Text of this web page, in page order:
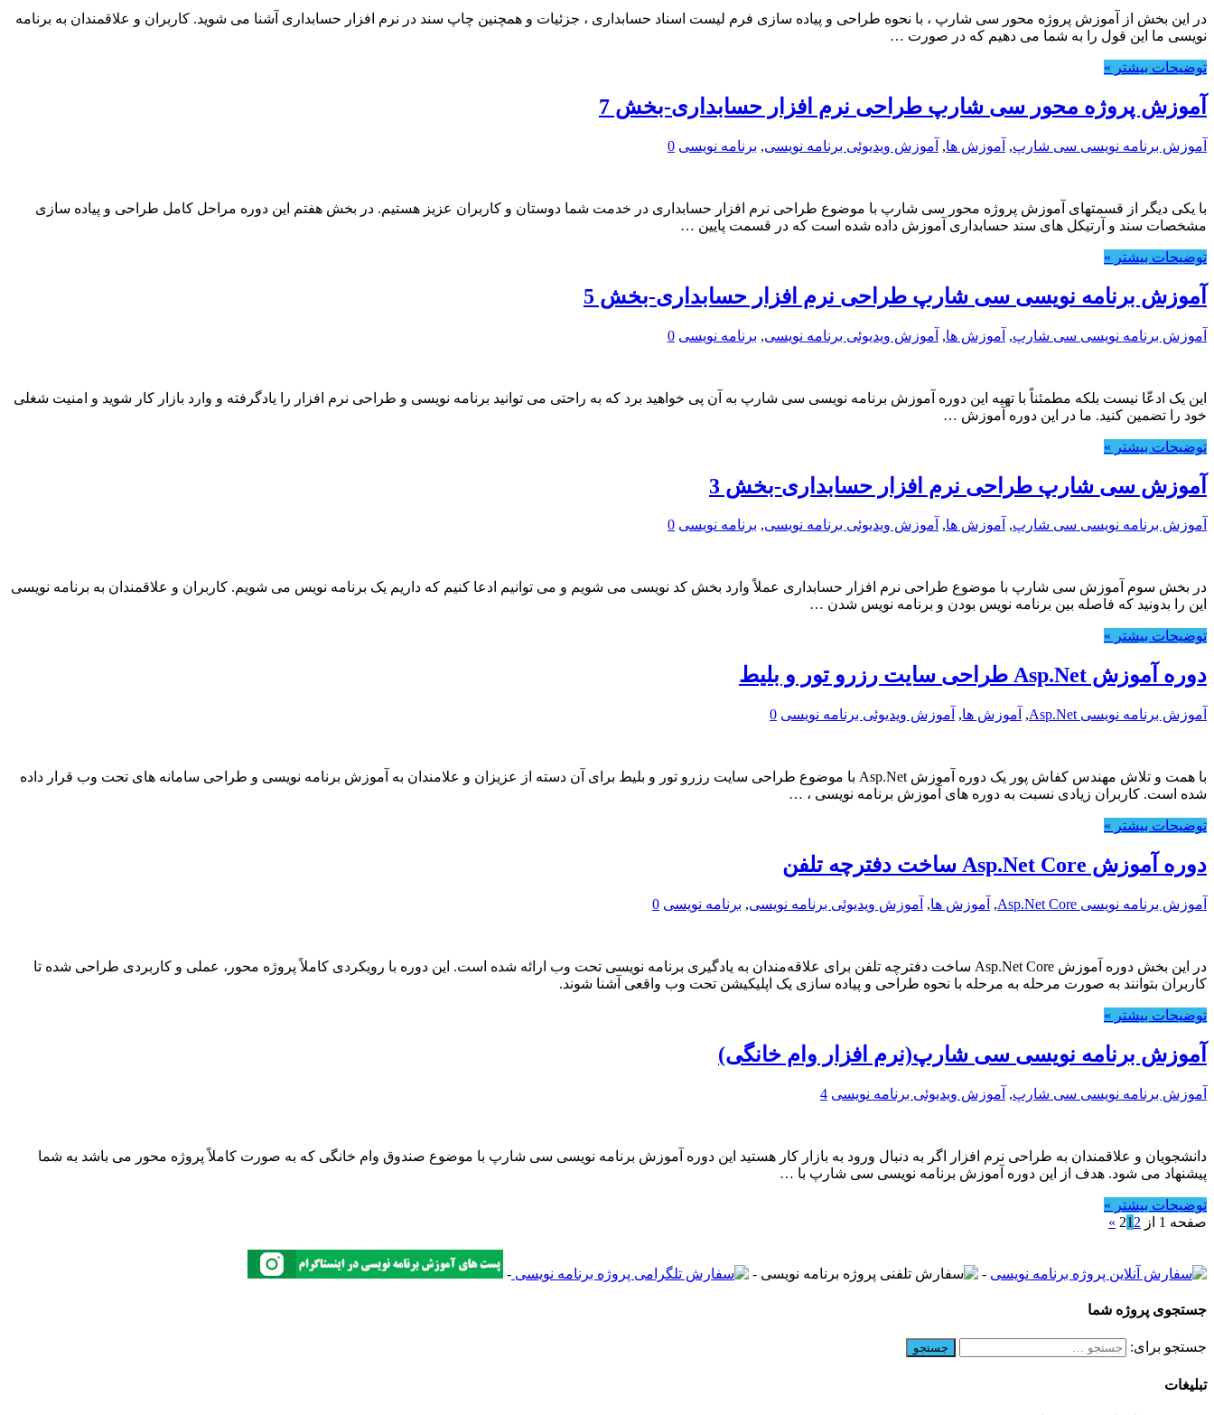
در این بخش از آموزش پروژه محور سی شارپ ، با نحوه طراحی و پیاده سازی فرم لیست اسناد حسابداری ، جزئیات و همچنین چاپ سند در نرم افزار حسابداری آشنا می شوید. کاربران و علاقمندان به برنامه
نویسی ما این قول را به شما می دهیم که در صورت …
توضیحات بیشتر »
آموزش پروژه محور سی شارپ طراحی نرم افزار حسابداری-بخش 7
آموزش برنامه نویسی سی شارپ, آموزش ها, آموزش ویدیوئی برنامه نویسی, برنامه نویسی 0
با یکی دیگر از قسمتهای آموزش پروژه محور سی شارپ با موضوع طراحی نرم افزار حسابداری در خدمت شما دوستان و کاربران عزیز هستیم. در بخش هفتم این دوره مراحل کامل طراحی و پیاده سازی
مشخصات سند و آرتیکل های سند حسابداری آموزش داده شده است که در قسمت پایین …
توضیحات بیشتر »
آموزش برنامه نویسی سی شارپ طراحی نرم افزار حسابداری-بخش 5
آموزش برنامه نویسی سی شارپ, آموزش ها, آموزش ویدیوئی برنامه نویسی, برنامه نویسی 0
این یک ادعّا نیست بلکه مطمئناً با تهیه این دوره آموزش برنامه نویسی سی شارپ به آن پی خواهید برد که به راحتی می توانید برنامه نویسی و طراحی نرم افزار را یادگرفته و وارد بازار کار شوید و امنیت شغلی
خود را تضمین کنید. ما در این دوره آموزش …
توضیحات بیشتر »
آموزش سی شارپ طراحی نرم افزار حسابداری-بخش 3
آموزش برنامه نویسی سی شارپ, آموزش ها, آموزش ویدیوئی برنامه نویسی, برنامه نویسی 0
در بخش سوم آموزش سی شارپ با موضوع طراحی نرم افزار حسابداری عملاً وارد بخش کد نویسی می شویم و می توانیم ادعا کنیم که داریم یک برنامه نویس می شویم. کاربران و علاقمندان به برنامه نویسی
این را بدونید که فاصله بین برنامه نویس بودن و برنامه نویس شدن …
توضیحات بیشتر »
دوره آموزش Asp.Net طراحی سایت رزرو تور و بلیط
آموزش برنامه نویسی Asp.Net , آموزش ها, آموزش ویدیوئی برنامه نویسی 0
با همت و تلاش مهندس کفاش پور یک دوره آموزش Asp.Net با موضوع طراحی سایت رزرو تور و بلیط برای آن دسته از عزیزان و علامندان به آموزش برنامه نویسی و طراحی سامانه های تحت وب قرار داده
شده است. کاربران زیادی نسبت به دوره های آموزش برنامه نویسی ، …
توضیحات بیشتر »
دوره آموزش Asp.Net Core ساخت دفترچه تلفن
آموزش برنامه نویسی Asp.Net Core , آموزش ها, آموزش ویدیوئی برنامه نویسی, برنامه نویسی 0
در این بخش دوره آموزش Asp.Net Core ساخت دفترچه تلفن برای علاقه‌مندان به یادگیری برنامه نویسی تحت وب ارائه شده است. این دوره با رویکردی کاملاً پروژه محور، عملی و کاربردی طراحی شده تا
کاربران بتوانند به صورت مرحله به مرحله با نحوه طراحی و پیاده سازی یک اپلیکیشن تحت وب واقعی آشنا شوند.
توضیحات بیشتر »
آموزش برنامه نویسی سی شارپ(نرم افزار وام خانگی)
آموزش برنامه نویسی سی شارپ, آموزش ویدیوئی برنامه نویسی 4
دانشجویان و علاقمندان به طراحی نرم افزار اگر به دنبال ورود به بازار کار هستید این دوره آموزش برنامه نویسی سی شارپ با موضوع صندوق وام خانگی که به صورت کاملاً پروژه محور می باشد به شما
پیشنهاد می شود. هدف از این دوره آموزش برنامه نویسی سی شارپ با …
توضیحات بیشتر »
صفحه 1 از 2
1 2
»
-
-
-
جستجوی پروژه شما
جستجو برای:
تبلیغات